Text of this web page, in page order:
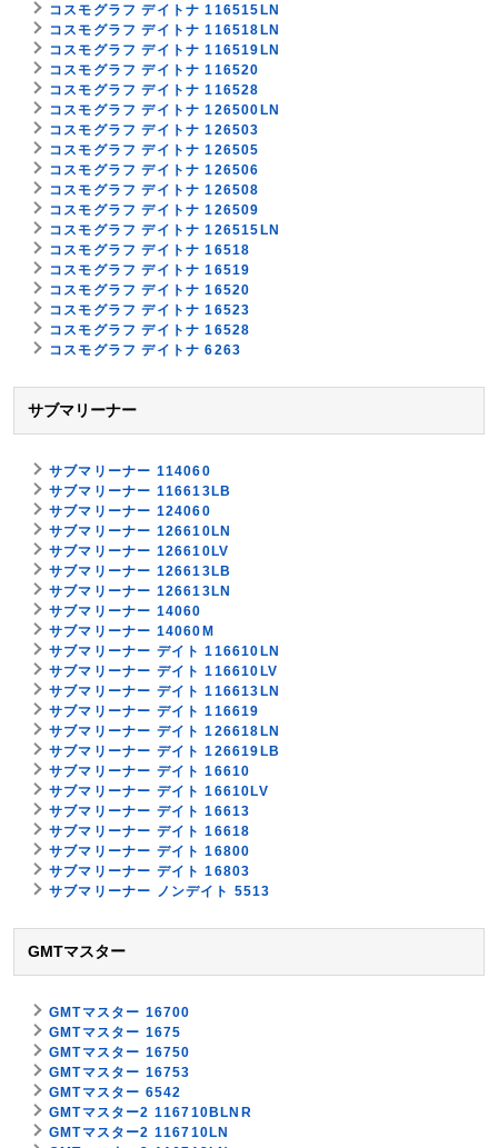
コスモグラフ デイトナ 116515LN
コスモグラフ デイトナ 116518LN
コスモグラフ デイトナ 116519LN
コスモグラフ デイトナ 116520
コスモグラフ デイトナ 116528
コスモグラフ デイトナ 126500LN
コスモグラフ デイトナ 126503
コスモグラフ デイトナ 126505
コスモグラフ デイトナ 126506
コスモグラフ デイトナ 126508
コスモグラフ デイトナ 126509
コスモグラフ デイトナ 126515LN
コスモグラフ デイトナ 16518
コスモグラフ デイトナ 16519
コスモグラフ デイトナ 16520
コスモグラフ デイトナ 16523
コスモグラフ デイトナ 16528
コスモグラフ デイトナ 6263
サブマリーナー
サブマリーナー 114060
サブマリーナー 116613LB
サブマリーナー 124060
サブマリーナー 126610LN
サブマリーナー 126610LV
サブマリーナー 126613LB
サブマリーナー 126613LN
サブマリーナー 14060
サブマリーナー 14060M
サブマリーナー デイト 116610LN
サブマリーナー デイト 116610LV
サブマリーナー デイト 116613LN
サブマリーナー デイト 116619
サブマリーナー デイト 126618LN
サブマリーナー デイト 126619LB
サブマリーナー デイト 16610
サブマリーナー デイト 16610LV
サブマリーナー デイト 16613
サブマリーナー デイト 16618
サブマリーナー デイト 16800
サブマリーナー デイト 16803
サブマリーナー ノンデイト 5513
GMTマスター
GMTマスター 16700
GMTマスター 1675
GMTマスター 16750
GMTマスター 16753
GMTマスター 6542
GMTマスター2 116710BLNR
GMTマスター2 116710LN